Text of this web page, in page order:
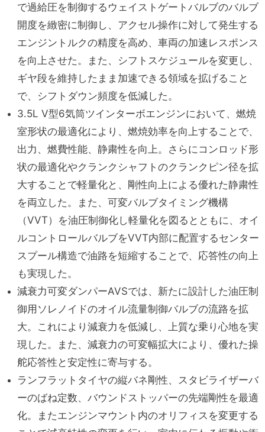
で過給圧を制御するウェイストゲートバルブのバルブ
開度を緻密に制御し、アクセル操作に対して発生する
エンジントルクの精度を高め、車両の加速レスポンス
を向上させた。また、シフトスケジュールを変更し、
ギヤ段を維持したまま加速できる領域を拡げること
で、シフトダウン頻度を低減した。
3.5L V型6気筒ツインターボエンジンにおいて、燃焼
室形状の最適化により、燃焼効率を向上することで、
出力、燃費性能、静粛性を向上。さらにコンロッド形
状の最適化やクランクシャフトのクランクピン径を拡
大することで軽量化と、剛性向上による優れた静粛性
を両立した。また、可変バルブタイミング機構
（VVT）を油圧制御化し軽量化を図るとともに、オイ
ルコントロールバルブをVVT内部に配置するセンター
スプール構造で油路を短縮することで、応答性の向上
も実現した。
減衰力可変ダンパーAVSでは、新たに設計した油圧制
御用ソレノイドのオイル流量制御バルブの流路を拡
大。これにより減衰力を低減し、上質な乗り心地を実
現した。また、減衰力の可変幅拡大により、優れた操
舵応答性と安定性に寄与する。
ランフラットタイヤの縦バネ剛性、スタビライザーバ
ーのばね定数、バウンドストッパーの先端剛性を最適
化。またエンジンマウント内のオリフィスを変更する